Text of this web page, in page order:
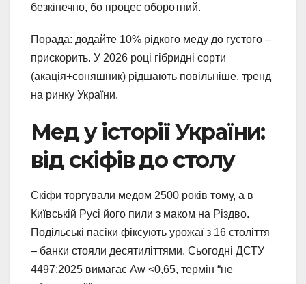
безкінечно, бо процес оборотний.
Порада: додайте 10% рідкого меду до густого –
прискорить. У 2026 році гібридні сорти
(акація+соняшник) рідшають повільніше, тренд
на ринку України.
Мед у історії України:
від скіфів до столу
Скіфи торгували медом 2500 років тому, а в
Київській Русі його пили з маком на Різдво.
Подільські пасіки фіксують урожаї з 16 століття
– банки стояли десятиліттями. Сьогодні ДСТУ
4497:2025 вимагає Aw <0,65, термін “не